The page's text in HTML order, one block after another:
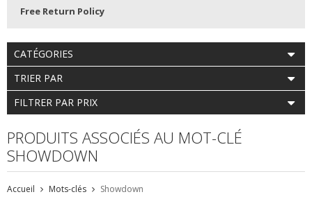
Free Return Policy
CATÉGORIES
TRIER PAR
FILTRER PAR PRIX
PRODUITS ASSOCIÉS AU MOT-CLÉ
SHOWDOWN
Accueil Mots-clés Showdown